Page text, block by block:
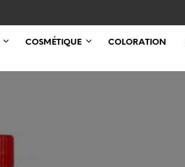
COSMÉTIQUE COLORATION